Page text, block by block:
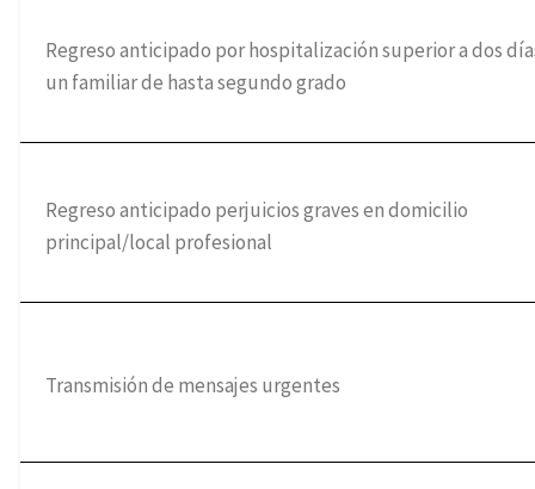
Regreso anticipado por hospitalización superior a dos
un familiar de hasta segundo grado
Regreso anticipado perjuicios graves en domicilio
principal/local profesional
Transmisión de mensajes urgentes